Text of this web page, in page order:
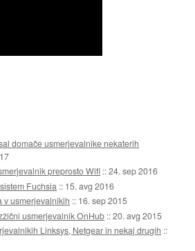
domače usmerjevalnike nekaterih
preprosto Wifi ::24. sep 2016
Fuchsia :: 15. avg 2016
v usmerjevalnikih :: 16. sep 2015
usmerjevalnik OnHub ::20. avg 2015
Linksys, Netgear in nekaj drugih ::